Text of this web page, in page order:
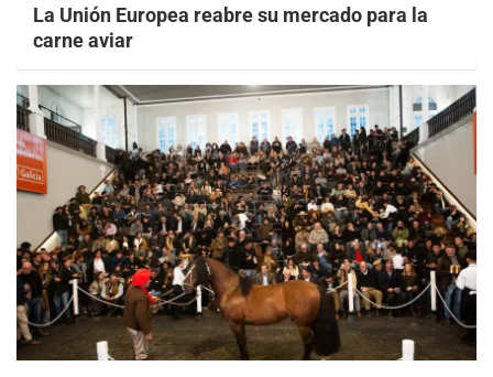
La Unión Europea reabre su mercado para la
carne aviar